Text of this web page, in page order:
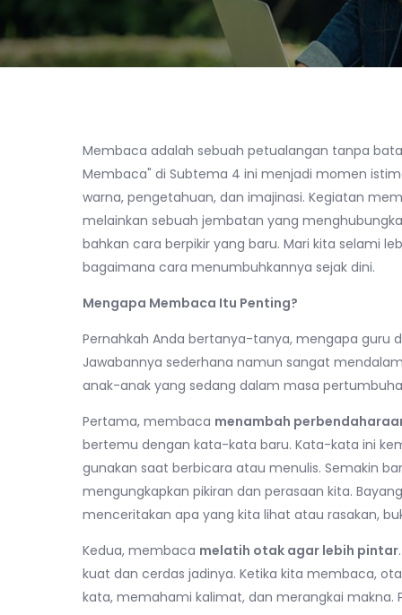
Membaca adalah sebuah petualangan tanpa
Membaca" di Subtema 4 ini menjadi momen
warna, pengetahuan, dan imajinasi. Kegiatan
melainkan sebuah jembatan yang
bahkan cara berpikir yang baru. Mari kita selami
bagaimana cara menumbuhkannya sejak dini.
Mengapa Membaca Itu Penting?
Pernahkah Anda bertanya-tanya, mengapa guru
Jawabannya sederhana namun sangat
anak-anak yang sedang dalam masa
Pertama, membaca menambah
bertemu dengan kata-kata baru. Kata-kata ini
gunakan saat berbicara atau menulis. Semakin
mengungkapkan pikiran dan perasaan kita.
menceritakan apa yang kita lihat atau rasakan,
Kedua, membaca melatih otak agar lebih pintar
kuat dan cerdas jadinya. Ketika kita membaca,
kata, memahami kalimat, dan merangkai